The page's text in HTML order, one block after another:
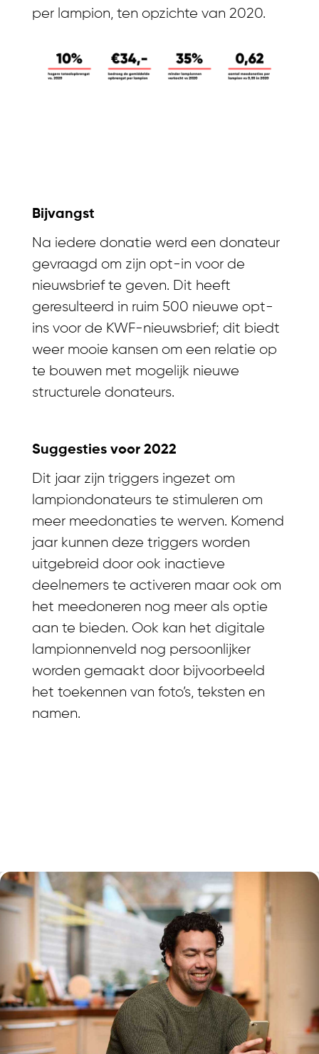
per lampion, ten opzichte van 2020.
Bijvangst
Na iedere donatie werd een donateur
gevraagd om zijn opt-in voor de
nieuwsbrief te geven. Dit heeft
geresulteerd in ruim 500 nieuwe opt-
ins voor de KWF-nieuwsbrief; dit biedt
weer mooie kansen om een relatie op
te bouwen met mogelijk nieuwe
structurele donateurs.
Suggesties voor 2022
Dit jaar zijn triggers ingezet om
lampiondonateurs te stimuleren om
meer meedonaties te werven. Komend
jaar kunnen deze triggers worden
uitgebreid door ook inactieve
deelnemers te activeren maar ook om
het meedoneren nog meer als optie
aan te bieden. Ook kan het digitale
lampionnenveld nog persoonlijker
worden gemaakt door bijvoorbeeld
het toekennen van foto’s, teksten en
namen.